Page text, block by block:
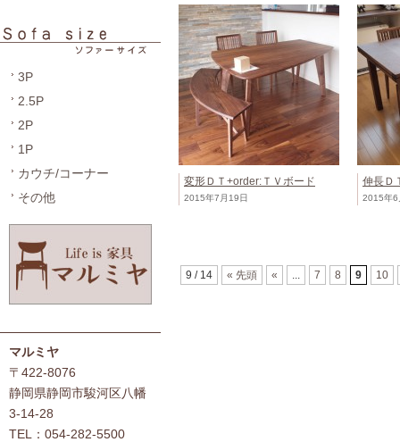
3P
2.5P
2P
1P
カウチ/コーナー
その他
マルミヤ
〒422-8076
静岡県静岡市駿河区八幡
3-14-28
TEL：054-282-5500
変形ＤＴ+order:ＴＶボード
2015年7月19日
伸長Ｄ
2015年6
9 / 14 « 先頭 « ... 7 8 9 10